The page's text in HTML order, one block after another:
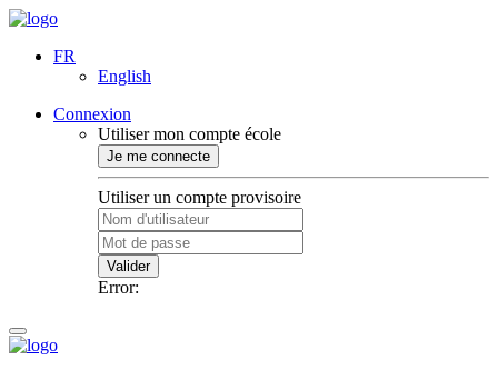
FR
English
Connexion
Utiliser mon compte école
Je me connecte
Utiliser un compte provisoire
Valider
Error: